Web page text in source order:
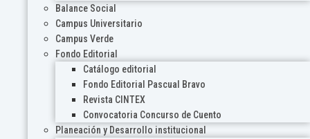
Balance Social
Campus Universitario
Campus Verde
Fondo Editorial
Catálogo editorial
Fondo Editorial Pascual Bravo
Revista CINTEX
Convocatoria Concurso de Cuento
Planeación y Desarrollo institucional